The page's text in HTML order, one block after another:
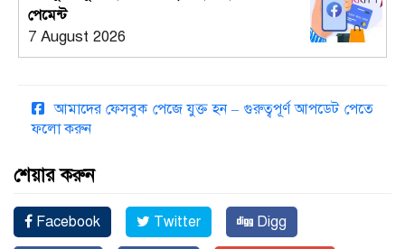
পেমেন্ট
7 August 2026
আমাদের ফেসবুক পেজে যুক্ত হন – গুরুত্বপূর্ণ আপডেট পেতে
ফলো করুন
শেয়ার করুন
Facebook Twitter Digg